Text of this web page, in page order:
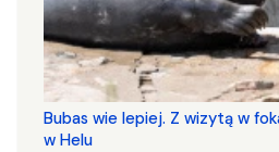
Bubas wie lepiej. Z wizytą w
w Helu